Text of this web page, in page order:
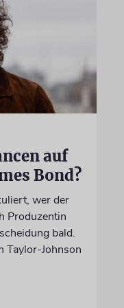
auf
Bond?
wer der
Produzentin
bald.
Taylor-Johnson